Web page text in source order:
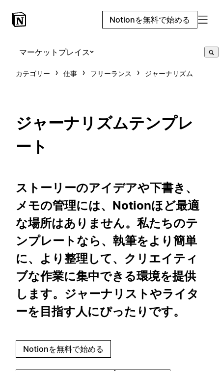
Notionを無料で始める
マーケットプレイス
カテゴリー 仕事 フリーランス ジャーナリズム
ジャーナリズムテンプレ
ート
ストーリーのアイデアや下書き、
メモの管理には、Notionほど最適
な場所はありません。私たちのテ
ンプレートなら、執筆をより簡単
に、より整理して、クリエイティ
ブな作業に集中できる環境を提供
します。ジャーナリストやライタ
ーを目指す人にぴったりです。
Notionを無料で始める